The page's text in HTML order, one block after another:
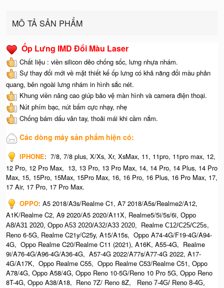
MÔ TẢ SẢN PHẨM
Ốp Lưng IMD Đổi Màu Laser
Chất liệu : viền silicon dẻo chống sốc, lưng nhựa nhám.
Sự thay đổi mới về mặt thiết kế ốp lưng có khả năng đổi màu phản
quang, bên ngoài lưng nhám in hình sắc nét.
Khung viền nâng cao giúp bảo vệ màn hình và camera điện thoại.
Nút phím bạc, nút bấm cực nhạy, nhẹ
Chống bám dấu vân tay, thoải mái khi cầm nắm.
Các dòng máy sản phẩm hiện có:
IPHONE: 7/8, 7/8 plus, X/Xs, Xr, XsMax, 11, 11pro, 11pro max, 12,
12 Pro, 12 Pro Max, 13, 13 Pro, 13 Pro Max, 14, 14 Pro, 14 Plus, 14 Pro
Max, 15, 15Pro, 15Max, 15Pro Max, 16, 16 Pro, 16 Plus, 16 Pro Max, 17,
17 Air, 17 Pro, 17 Pro Max.
OPPO: A5 2018/A3s/Realme C1, A7 2018/A5s/Realme2/A12,
A1K/Realme C2, A9 2020/A5 2020/A11X, Realme5/5i/5s/6i, Oppo
A8/A31 2020, Oppo A53 2020/A32/A33 2020, Realme C12/C25/C25s,
Reno 6-5G, Realme C21y/C25y, A15/A15s, Oppo A74-4G/F19-4G/A94-
4G, Oppo Realme C20/Realme C11 (2021), A16K, A55-4G, Realme
9i/A76-4G/A96-4G/A36-4G, A57-4G 2022/A77s/A77-4G 2022, A17-
4G/A17K, Oppo Realme C55, Oppo Realme C53/Realme C51, Oppo
A78/4G, Oppo A58/4G, Oppo Reno 10-5G/Reno 10 Pro 5G, Oppo Reno
8T-4G, Oppo A38/A18, Reno 7Z/ Reno 8Z,
Reno 7-4G/ Reno 8-4G,